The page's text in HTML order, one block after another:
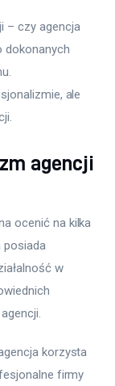
– czy agencja
dokonanych
ale
agencji
ocenić na kilka
posiada
w
korzysta
firmy